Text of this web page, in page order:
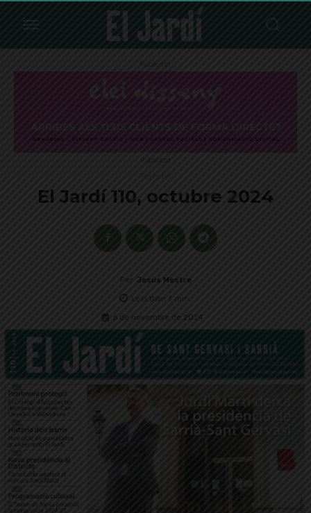
Publicitat
Publicitat
El Jardí 110, octubre 2024
Per Jesús Mestre
Less than 1 min.
6 de novembre de 2024